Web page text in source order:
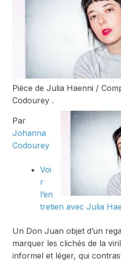
Pièce de Julia Haenni /
Codourey .
Par
Johanna
Codourey
Voi
r
l’en
tretien avec Julia
Un Don Juan objet d’un
marquer les clichés de la
informel et léger, qui